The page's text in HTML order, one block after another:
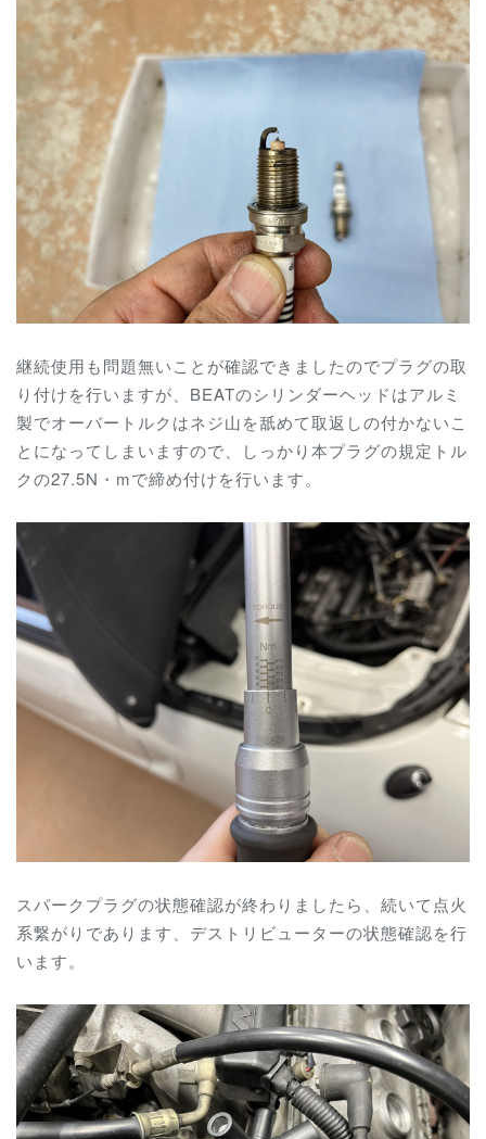
継続使用も問題無いことが確認できましたのでプラグの取
り付けを行いますが、BEATのシリンダーヘッドはアルミ
製でオーバートルクはネジ山を舐めて取返しの付かないこ
とになってしまいますので、しっかり本プラグの規定トル
クの27.5N・mで締め付けを行います。
スパークプラグの状態確認が終わりましたら、続いて点火
系繋がりであります、 デストリビューターの状態確認を行
います。